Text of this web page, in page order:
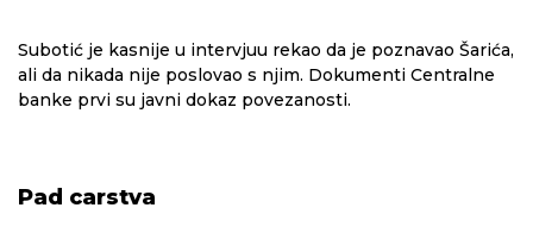
Subotić je kasnije u intervjuu rekao da je poznavao Šarića,
ali da nikada nije poslovao s njim. Dokumenti Centralne
banke prvi su javni dokaz povezanosti.
Pad carstva